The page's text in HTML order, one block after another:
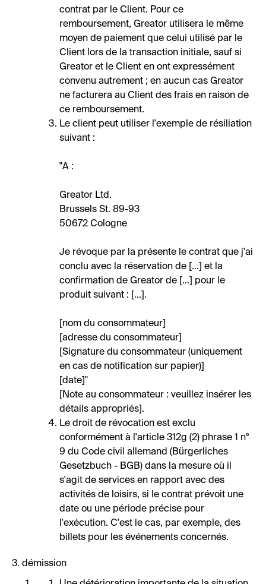
contrat par le Client. Pour ce
remboursement, Greator utilisera le même
moyen de paiement que celui utilisé par le
Client lors de la transaction initiale, sauf si
Greator et le Client en ont expressément
convenu autrement ; en aucun cas Greator
ne facturera au Client des frais en raison de
ce remboursement.
Le client peut utiliser l'exemple de résiliation
suivant :
"A :
Greator Ltd.
Brussels St. 89-93
50672 Cologne
Je révoque par la présente le contrat que j'ai
conclu avec la réservation de [...] et la
confirmation de Greator de [...] pour le
produit suivant : [...].
[nom du consommateur]
[adresse du consommateur]
[Signature du consommateur (uniquement
en cas de notification sur papier)]
[date]"
[Note au consommateur : veuillez insérer les
détails appropriés].
Le droit de révocation est exclu
conformément à l'article 312g (2) phrase 1 n°
9 du Code civil allemand (Bürgerliches
Gesetzbuch - BGB) dans la mesure où il
s'agit de services en rapport avec des
activités de loisirs, si le contrat prévoit une
date ou une période précise pour
l'exécution. C'est le cas, par exemple, des
billets pour les événements concernés.
3. démission